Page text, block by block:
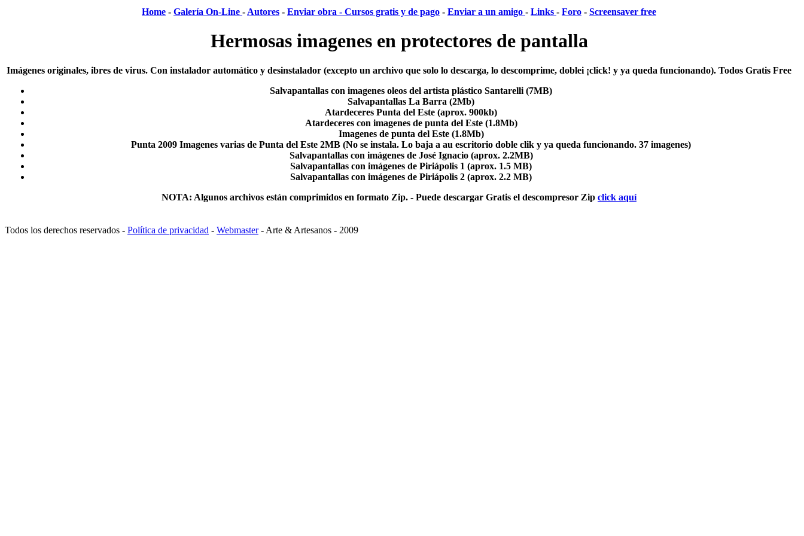
Home - Galería On-Line - Autores - Enviar obra - Cursos gratis y de pago - Enviar a un amigo - Links - Foro - Screensaver free
Hermosas imagenes en protectores de pantalla
Imágenes originales, ibres de virus. Con instalador automático y desinstalador (excepto un archivo que solo lo descarga, lo descomprime, doblei ¡click! y ya queda funcionando). Todos Gratis Free
Salvapantallas con imagenes oleos del artista plástico Santarelli (7MB)
Salvapantallas La Barra (2Mb)
Atardeceres Punta del Este (aprox. 900kb)
Atardeceres con imagenes de punta del Este (1.8Mb)
Imagenes de punta del Este(1.8Mb)
Punta 2009 Imagenes varias de Punta del Este 2MB (No se instala. Lo baja a au escritorio doble clik y ya queda funcionando. 37 imagenes)
Salvapantallas con imágenes de José Ignacio(aprox. 2.2MB)
Salvapantallas con imágenes de Piriápolis 1 (aprox. 1.5 MB)
Salvapantallas con imágenes de Piriápolis 2 (aprox. 2.2 MB)
NOTA: Algunos archivos están comprimidos en formato Zip. - Puede descargar Gratis el descompresor Zip click aquí
Todos los derechos reservados - Política de privacidad - Webmaster- Arte & Artesanos - 2009